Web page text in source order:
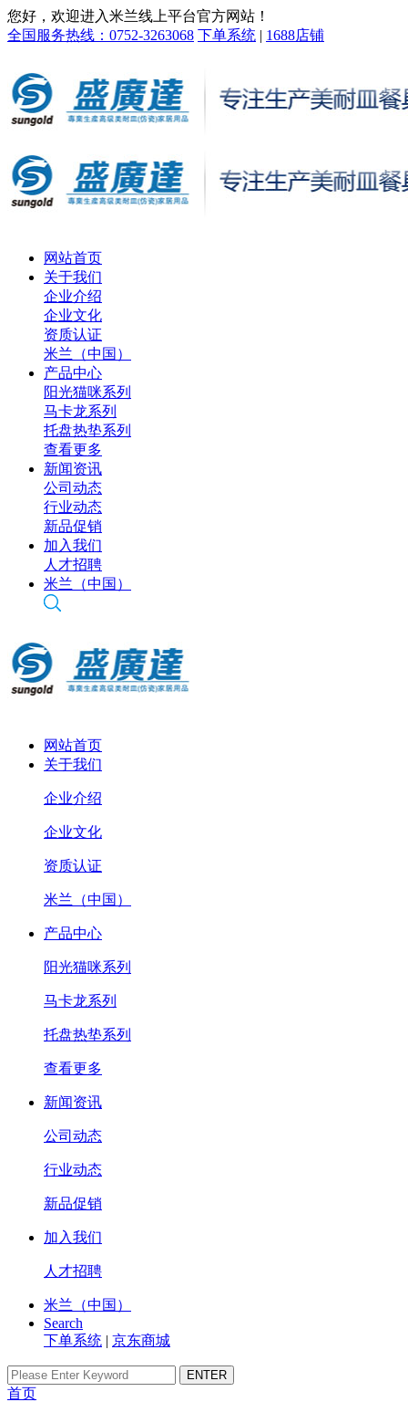
您好，欢迎进入米兰线上平台官方网站！
全国服务热线：0752-3263068 下单系统 | 1688店铺
网站首页
关于我们
企业介绍
企业文化
资质认证
米兰（中国）
产品中心
阳光猫咪系列
马卡龙系列
托盘热垫系列
查看更多
新闻资讯
公司动态
行业动态
新品促销
加入我们
人才招聘
米兰（中国）
网站首页
关于我们
企业介绍
企业文化
资质认证
米兰（中国）
产品中心
阳光猫咪系列
马卡龙系列
托盘热垫系列
查看更多
新闻资讯
公司动态
行业动态
新品促销
加入我们
人才招聘
米兰（中国）
Search
下单系统 | 京东商城
首页